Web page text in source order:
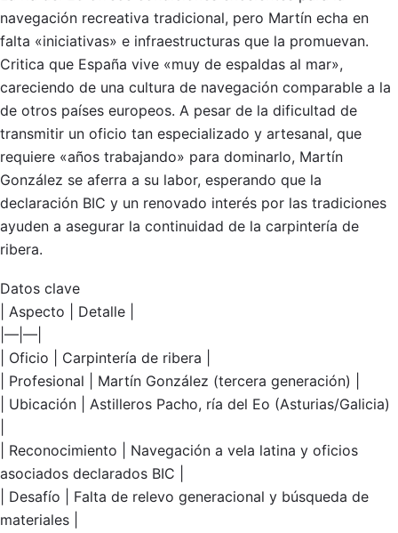
navegación recreativa tradicional, pero Martín echa en
falta «iniciativas» e infraestructuras que la promuevan.
Critica que España vive «muy de espaldas al mar»,
careciendo de una cultura de navegación comparable a la
de otros países europeos. A pesar de la dificultad de
transmitir un oficio tan especializado y artesanal, que
requiere «años trabajando» para dominarlo, Martín
González se aferra a su labor, esperando que la
declaración BIC y un renovado interés por las tradiciones
ayuden a asegurar la continuidad de la carpintería de
ribera.
Datos clave
| Aspecto | Detalle |
|—|—|
| Oficio | Carpintería de ribera |
| Profesional | Martín González (tercera generación) |
| Ubicación | Astilleros Pacho, ría del Eo (Asturias/Galicia)
| Reconocimiento | Navegación a vela latina y oficios
asociados declarados BIC |
| Desafío | Falta de relevo generacional y búsqueda de
materiales |